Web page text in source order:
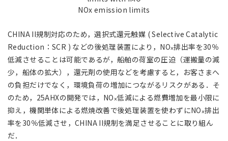
NOx emission limits
CHINA II規制対応のため，選択式還元触媒 ( Selective Catalytic
Reduction：SCR ) などの後処理装置により，NOⅹ排出率を30％
低減させることは可能であるが，船舶の荷室の圧迫（運搬量の減
少，船体の拡大），還元剤の使用などを考慮すると，お客さまへ
の負担だけでなく，環境負荷の増加につながるリスクがある．そ
のため，25AHXの開発では，NOⅹ低減による燃費増加を最小限に
抑え，機関単体による燃焼改善で後処理装置を使わずにNOⅹ排出
率を30％低減させ，CHINA II規制を満足させることに取り組ん
だ．